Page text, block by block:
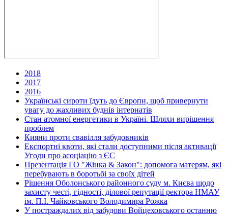
2018
2017
2016
Українські сироти їдуть до Європи, щоб привернути
увагу до жахливих буднів інтернатів
Стан атомної енергетики в Україні. Шляхи вирішення
проблем
Кияни проти свавілля забудовників
Експортні квоти, які стали доступними після активації
Угоди про асоціацію з ЄС
Презентація ГО "Жінка & Закон": допомога матерям, які
перебувають в боротьбі за своїх дітей
Рішення Оболонського районного суду м. Києва щодо
захисту честі, гідності, ділової репутації ректора НМАУ
ім. П.І. Чайковського Володимира Рожка
У постраждалих від забудови Войцеховського останню